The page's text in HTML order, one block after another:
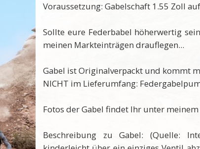
Voraussetzung: Gabelschaft 1.55 Zoll
Sollte eure Federbabel höherwertig
meinen Markteinträgen drauflegen...
Gabel ist Originalverpackt und kommt
NICHT im Lieferumfang:
Fotos der Gabel findet Ihr unter
Beschreibung zu Gabel: (Quelle: